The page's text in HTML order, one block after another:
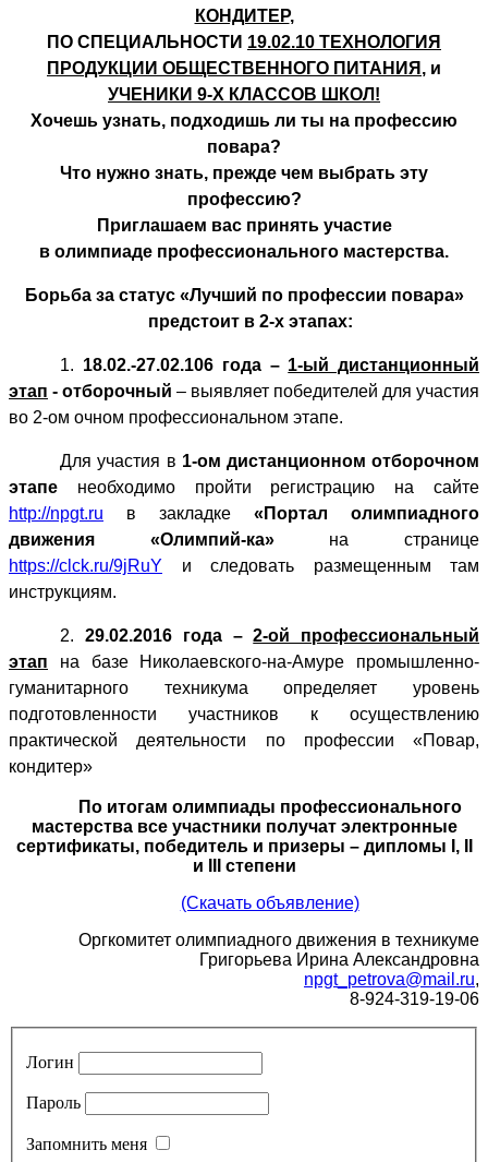
КОНДИТЕР,
ПО СПЕЦИАЛЬНОСТИ 19.02.10 ТЕХНОЛОГИЯ
ПРОДУКЦИИ ОБЩЕСТВЕННОГО ПИТАНИЯ , и
УЧЕНИКИ 9-Х КЛАССОВ ШКОЛ!
Хочешь узнать, подходишь ли ты на профессию
повара?
Что нужно знать, прежде чем выбрать эту
профессию?
Приглашаем вас принять участие
в олимпиаде профессионального мастерства.
Борьба за статус «Лучший по профессии повара»
предстоит в 2-х этапах:
1. 18.02.-27.02.106 года – 1-ый дистанционный
этап - отборочный – выявляет победителей для участия
во 2-ом очном профессиональном этапе.
Для участия в 1-ом дистанционном отборочном
этапе необходимо пройти регистрацию на сайте
http://npgt.ru в закладке «Портал олимпиадного
движения «Олимпий-ка»на странице
https://clck.ru/9jRuY и следовать размещенным там
инструкциям.
2. 29.02.2016 года – 2-ой профессиональный
этап на базе Николаевского-на-Амуре промышленно-
гуманитарного техникума определяет уровень
подготовленности участников к осуществлению
практической деятельности по профессии «Повар,
кондитер»
По итогам олимпиады профессионального
мастерства все участники получат электронные
сертификаты, победитель и призеры – дипломы ,
и
степени
(Скачать объявление)
Оргкомитет олимпиадного движения в техникуме
Григорьева Ирина Александровна
npgt_ petrova@mail .ru,
8-924-319-19-06
Логин
Пароль
Запомнить меня